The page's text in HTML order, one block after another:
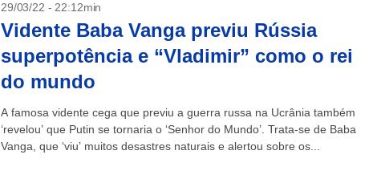
29/03/22 - 22:12min
Vidente Baba Vanga previu Rússia
superpotência e “Vladimir” como o rei
do mundo
A famosa vidente cega que previu a guerra russa na Ucrânia também
‘revelou’ que Putin se tornaria o ‘Senhor do Mundo’. Trata-se de Baba
Vanga, que ‘viu’ muitos desastres naturais e alertou sobre os...